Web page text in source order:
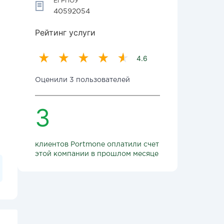
40592054
Рейтинг услуги
4.6
Оценили 3 пользователей
3
клиентов Portmone оплатили счет
этой компании в прошлом месяце